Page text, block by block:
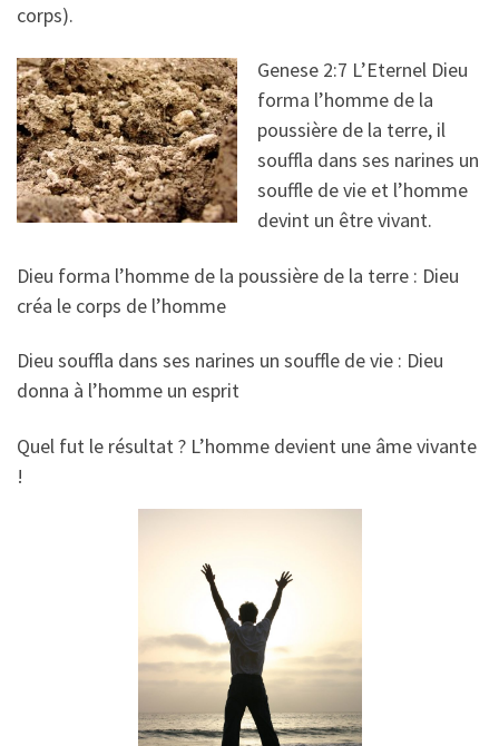
corps).
Genese 2:7 L’Eternel Dieu
forma l’homme de la
poussière de la terre, il
souffla dans ses narines un
souffle de vie et l’homme
devint un être vivant.
Dieu forma l’homme de la poussière de la terre : Dieu
créa le corps de l’homme
Dieu souffla dans ses narines un souffle de vie : Dieu
donna à l’homme un esprit
Quel fut le résultat ? L’homme devient une âme vivante
!